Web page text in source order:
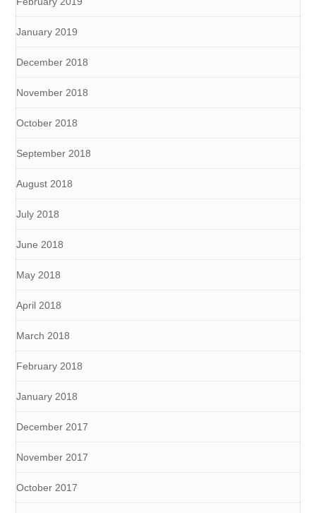
January 2019
December 2018
November 2018
October 2018
September 2018
August 2018
July 2018
June 2018
May 2018
April 2018
March 2018
February 2018
January 2018
December 2017
November 2017
October 2017